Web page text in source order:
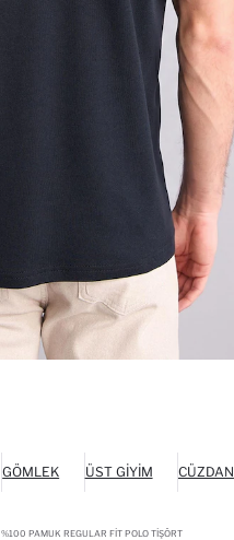
GÖMLEK ÜST GIYIM CÜZDAN
%100 PAMUK REGULAR FIT POLO TIŞÖRT